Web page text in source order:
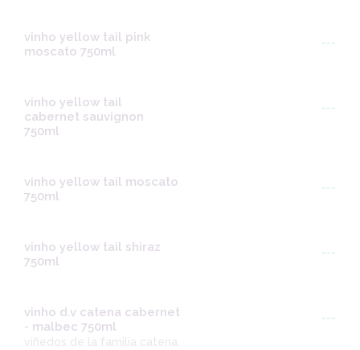
vinho yellow tail pink
moscato 750ml
---
vinho yellow tail
cabernet sauvignon
750ml
---
vinho yellow tail moscato
750ml
---
vinho yellow tail shiraz
750ml
---
vinho d.v catena cabernet
- malbec 750ml
---
viñedos de la familia catena.